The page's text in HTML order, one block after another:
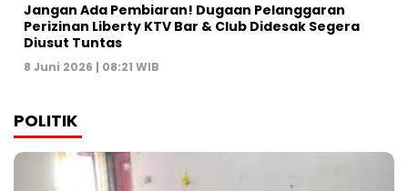
Jangan Ada Pembiaran! Dugaan Pelanggaran
Perizinan Liberty KTV Bar & Club Didesak Segera
Diusut Tuntas
8 Juni 2026 | 08:21 WIB
POLITIK